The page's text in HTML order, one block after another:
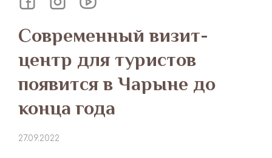
Современный визит-
центр для туристов
появится в Чарыне до
конца года
27.09.2022